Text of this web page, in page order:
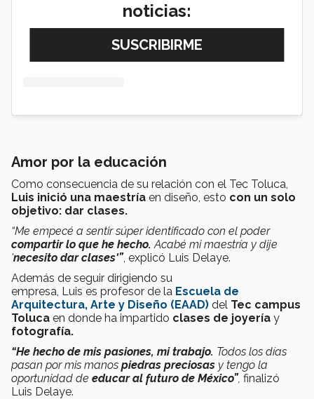
Amor por la educación
Como consecuencia de su relación con el Tec Toluca,
Luis inició una maestría en diseño, esto con un solo
objetivo: dar clases.
“Me empecé a sentir súper identificado con el poder
compartir lo que he hecho. Acabé mi maestría y dije
'necesito dar clases'”, explicó Luis Delaye.
Además de seguir dirigiendo su
empresa, Luis es profesor de la Escuela de
Arquitectura, Arte y Diseño (EAAD) del Tec campus
Toluca en donde ha impartido clases de joyería y
fotografía.
“He hecho de mis pasiones, mi trabajo. Todos los días
pasan por mis manos piedras preciosas y tengo la
oportunidad de educar al futuro de México”, finalizó
Luis Delaye.
noticias: